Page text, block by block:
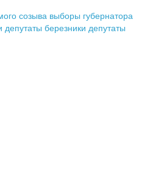
созыва выборы губернатора
депутаты березники депутаты